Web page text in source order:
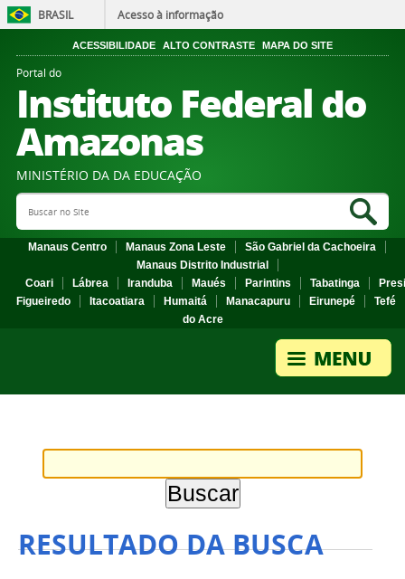
BRASIL Acesso à informação
ACESSIBILIDADE ALTO CONTRASTE MAPA DO SITE
Portal do
Instituto Federal do
Amazonas
MINISTÉRIO DA DA EDUCAÇÃO
Search Site
Manaus Centro Manaus Zona Leste
São Gabriel da Cachoeira
Manaus Distrito Industrial
Coari
Lábrea Iranduba Maués Parintins Tabatinga
Figueiredo
Itacoatiara Humaitá Manacapuru Eirunepé
Tefé
do Acre
RESULTADO DA BUSCA